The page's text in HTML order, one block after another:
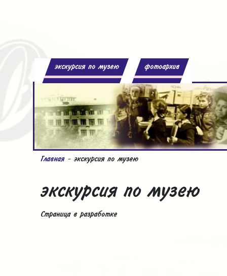
экскурсия по музею фотоархив
Главная- экскурсия по музею
экскурсия по музею
Страница в разработке